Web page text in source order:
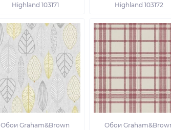
Highland 103171
Highland 103172
Обои Graham&Brown
Обои